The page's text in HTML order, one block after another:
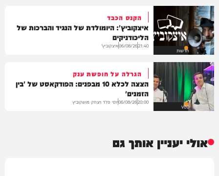
חדשות
הקנס הכבד
איצקוביץ': היומולדת של הנגיד והברכות של
הליכודניקים
21:40
06/08/26איצקוביץ'
VOD
הגרלה על חופשת ענק
הצצה לכלא 10 מבפנים: הפודקאסט של 'בין
הזמנים'
20:00
06/08/26יוסי פלד ויצחק מושקוביץ
אולי יעניין אותך גם